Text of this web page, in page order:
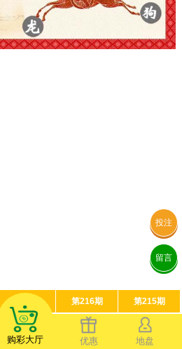
第216期 第215期
购彩大厅 优惠 地盘
投注
留言